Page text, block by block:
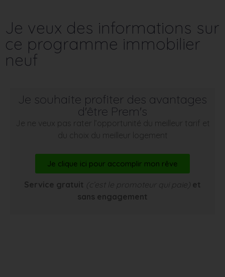
Je veux des informations sur
ce programme immobilier
neuf
Je souhaite profiter des avantages
d'être Prem's
Je ne veux pas rater l’opportunité du meilleur tarif et
du choix du meilleur logement
Je clique ici pour accomplir mon rêve
Service gratuit (c’est le promoteur qui paie) et
sans engagement